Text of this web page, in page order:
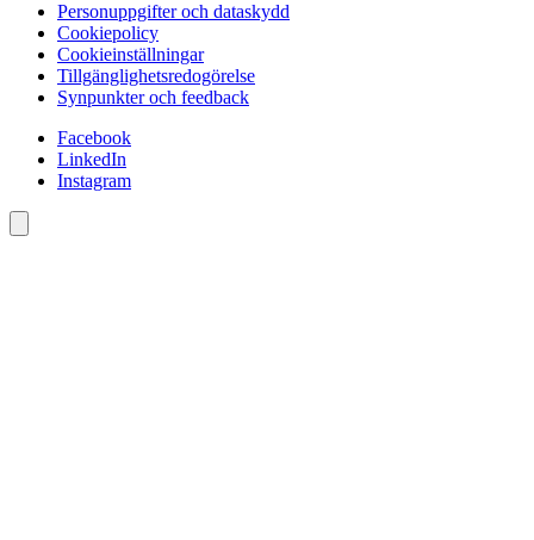
Personuppgifter och dataskydd
Cookiepolicy
Cookieinställningar
Tillgänglighetsredogörelse
Synpunkter och feedback
Facebook
LinkedIn
Instagram